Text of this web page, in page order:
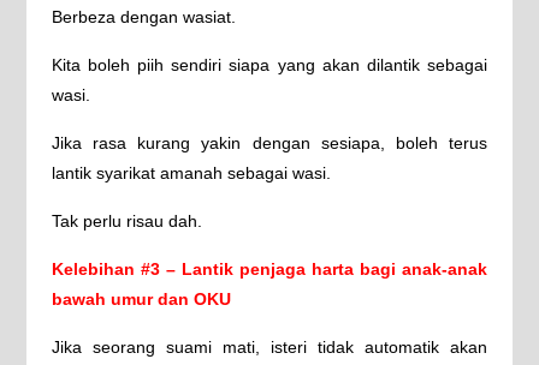
Berbeza dengan wasiat.
Kita boleh piih sendiri siapa yang akan dilantik sebagai
wasi.
Jika rasa kurang yakin dengan sesiapa, boleh terus
lantik syarikat amanah sebagai wasi.
Tak perlu risau dah.
Kelebihan #3 – Lantik penjaga harta bagi anak-anak
bawah umur dan OKU
Jika seorang suami mati, isteri tidak automatik akan